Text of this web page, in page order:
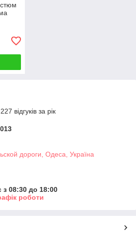
відгуків за рік
дороги, Одеса, Україна
з 08:30 до 18:00
роботи